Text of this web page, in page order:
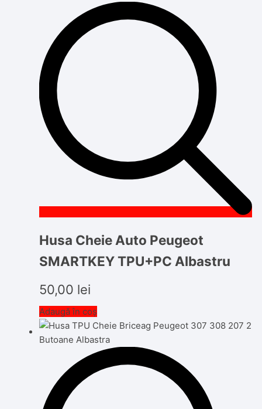
Husa Cheie Auto Peugeot
SMARTKEY TPU+PC Albastru
50,00 lei
Adaugă în coș